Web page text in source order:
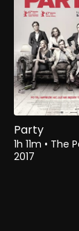
Party
1h 11m • The
2017